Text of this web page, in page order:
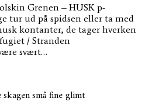
Grenen – HUSK p-
tur ud på spidsen eller ta med
kontanter, de tager hverken
/ Stranden
svært…
skagensmå fine glimt